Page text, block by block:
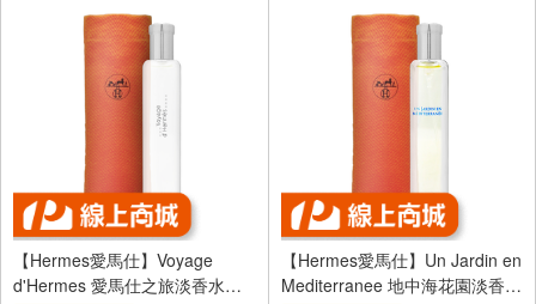
【Hermes愛馬仕】Voyage
d'Hermes 愛馬仕之旅淡香水
【Hermes愛馬仕】Un Jardin en
Mediterranee 地中海花園淡香水